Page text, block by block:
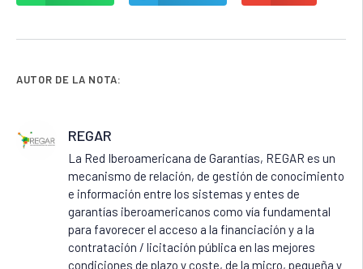
AUTOR DE LA NOTA:
REGAR
La Red Iberoamericana de Garantías, REGAR es un
mecanismo de relación, de gestión de conocimiento
e información entre los sistemas y entes de
garantías iberoamericanos como vía fundamental
para favorecer el acceso a la financiación y a la
contratación / licitación pública en las mejores
condiciones de plazo y coste, de la micro, pequeña y